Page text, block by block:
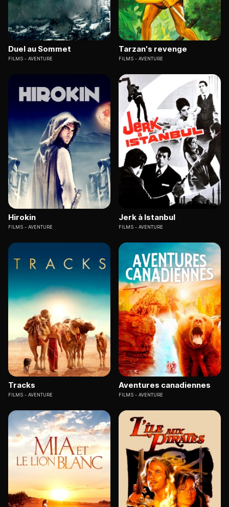
Duel au Sommet
FILMS AVENTURE
Tarzan's revenge
FILMS AVENTURE
Hirokin
FILMS AVENTURE
Jerk à Istanbul
FILMS AVENTURE
Tracks
FILMS AVENTURE
Aventures canadiennes
FILMS AVENTURE